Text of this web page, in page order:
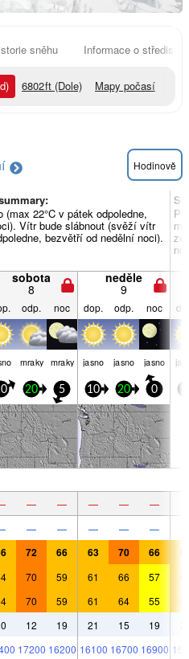
sněhu Informace o středisku
6802ft (Dole) Mapy počasí
Hodinově
(max 22°C v pátek odpoledne,
Vítr bude slábnout (svěží vítr
bezvětří od nedělní noci). ze
sobota
8
neděle
9
odp. noc dop. odp. noc
mraky mraky jasno jasno jasno
20 5 10 20 0
— — — — —
— — — — —
72 66 63 70 66
70 59 61 66 57
70 59 61 64 55
12 19 21 15 19
17200 16200 16100 16700 16900